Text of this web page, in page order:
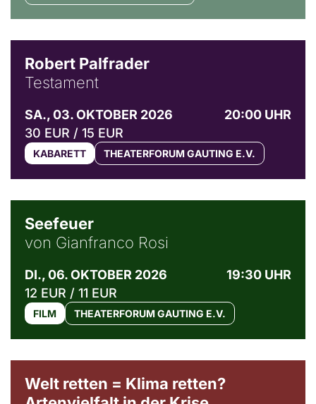
Robert Palfrader
Testament
SA., 03. OKTOBER 2026
20:00 UHR
30 EUR / 15 EUR
KABARETT THEATERFORUM GAUTING E.V.
Seefeuer
von Gianfranco Rosi
DI., 06. OKTOBER 2026
19:30 UHR
12 EUR / 11 EUR
FILM THEATERFORUM GAUTING E.V.
Welt retten = Klima retten?